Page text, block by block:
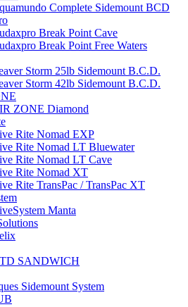
Complete Sidemount BCD
Break Point Cave
Break Point Free Waters
Storm 25lb Sidemount B.C.D.
Storm 42lb Sidemount B.C.D.
ZONE Diamond
Rite Nomad EXP
Rite Nomad LT Bluewater
Rite Nomad LT Cave
Rite Nomad XT
Rite TransPac / TransPac XT
Manta
SANDWICH
Sidemount System